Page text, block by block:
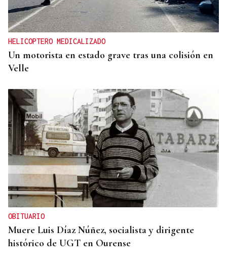
HELICOPTERO MEDICALIZADO
Un motorista en estado grave tras una colisión en
Velle
OBITUARIO
Muere Luis Díaz Núñez, socialista y dirigente
histórico de UGT en Ourense